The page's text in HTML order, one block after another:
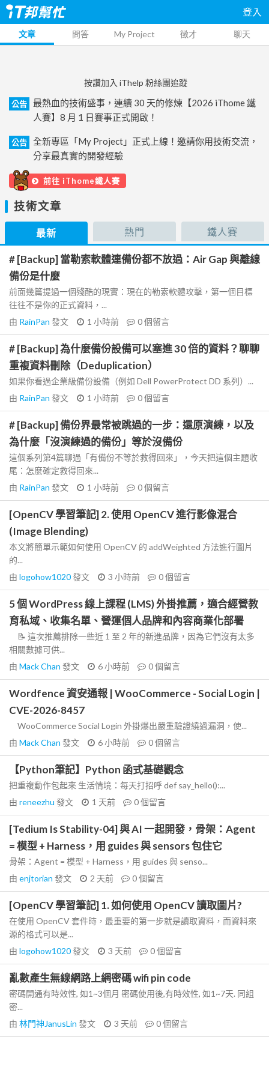
登入
文章 問答 My Project 徵才 聊天
按讚加入 iThelp 粉絲團追蹤
公告
最熱血的技術盛事，連續 30 天的修煉【2026 iThome 鐵
人賽】8 月 1 日賽事正式開啟！
公告
全新專區「My Project」正式上線！邀請你用技術交流，
分享最真實的開發經驗
前往 iThome鐵人賽
技術文章
最新 熱門 鐵人賽
# [Backup] 當勒索軟體連備份都不放過：Air Gap 與離線
備份是什麼
前面幾篇提過一個殘酷的現實：現在的勒索軟體攻擊，第一個目標
往往不是你的正式資料，...
由 RainPan 發文 1 小時前 0個留言
# [Backup] 為什麼備份設備可以塞進 30 倍的資料？聊聊
重複資料刪除（Deduplication）
如果你看過企業級備份設備（例如 Dell PowerProtect DD 系列）...
由 RainPan 發文 1 小時前 0個留言
# [Backup] 備份界最常被跳過的一步：還原演練，以及
為什麼「沒演練過的備份」等於沒備份
這個系列第4篇聊過「有備份不等於救得回來」，今天把這個主題收
尾：怎麼確定救得回來...
由 RainPan 發文 1 小時前 0個留言
[OpenCV 學習筆記] 2. 使用 OpenCV 進行影像混合
(Image Blending)
本文將簡單示範如何使用 OpenCV 的 addWeighted 方法進行圖片
的...
由 logohow1020發文 3 小時前 0個留言
5 個 WordPress 線上課程 (LMS) 外掛推薦，適合經營教
育私域、收集名單、營運個人品牌和內容商業化部署
📝 這次推薦排除一些近 1 至 2 年的新進品牌，因為它們沒有太多
相關數據可供...
由 Mack Chan 發文 6 小時前 0個留言
Wordfence 資安通報 | WooCommerce - Social Login |
CVE-2026-8457
WooCommerce Social Login 外掛爆出嚴重驗證繞過漏洞，使...
由 Mack Chan 發文 6 小時前 0個留言
【Python筆記】Python 函式基礎觀念
把重複動作包起來 生活情境：每天打招呼 def say_hello():...
由 reneezhu 發文 1 天前 0個留言
[Tedium Is Stability-04] 與 AI 一起開發，骨架：Agent
= 模型 + Harness，用 guides 與 sensors 包住它
骨架：Agent = 模型 + Harness，用 guides 與 senso...
由 enjtorian 發文 2 天前 0個留言
[OpenCV 學習筆記] 1. 如何使用 OpenCV 讀取圖片?
在使用 OpenCV 套件時，最重要的第一步就是讀取資料，而資料來
源的格式可以是...
由 logohow1020發文 3 天前 0個留言
亂數產生無線網路上網密碼 wifi pin code
密碼開通有時效性, 如1~3個月 密碼使用後,有時效性, 如1~7天. 同組
密...
由 林門神JanusLin 發文 3 天前 0個留言